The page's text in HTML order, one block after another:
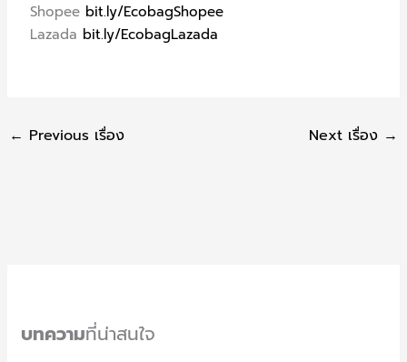
Shopee bit.ly/EcobagShopee
Lazada bit.ly/EcobagLazada
← Previous เรื่อง Next เรื่อง →
บทความที่น่าสนใจ